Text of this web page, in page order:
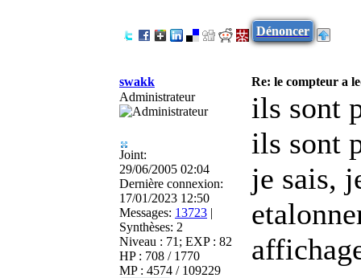
Dénoncer
swakk
Re: le compteur a
Administrateur
Joint:
29/06/2005 02:04
Dernière connexion:
17/01/2023 12:50
Messages: 13723 |
Synthèses: 2
Niveau : 71; EXP : 82
HP : 708 / 1770
MP : 4574 / 109229
ils sont
ils sont
je sais,